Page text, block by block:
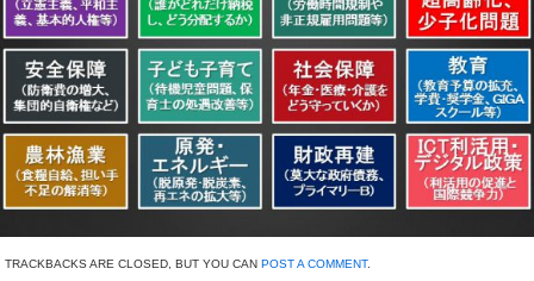
TRACKBACKS ARE CLOSED, BUT YOU CAN POST A COMMENT.